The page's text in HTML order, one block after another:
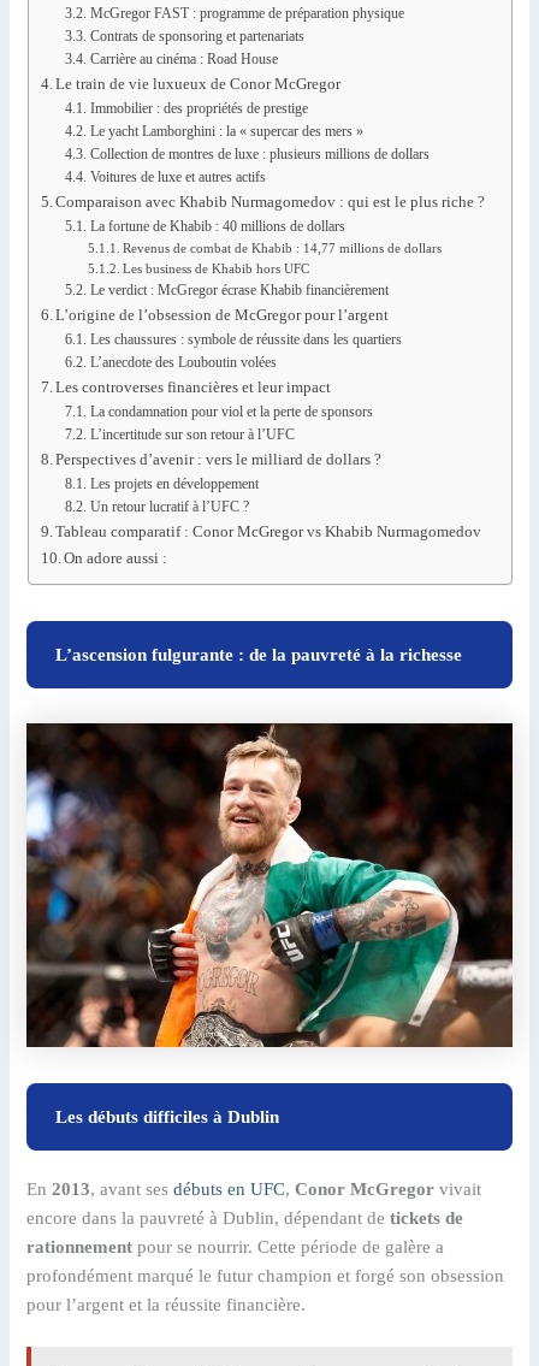
McGregor FAST : programme de préparation physique
Contrats de sponsoring et partenariats
Carrière au cinéma : Road House
Le train de vie luxueux de Conor McGregor
Immobilier : des propriétés de prestige
Le yacht Lamborghini : la « supercar des mers »
Collection de montres de luxe : plusieurs millions de dollars
Voitures de luxe et autres actifs
Comparaison avec Khabib Nurmagomedov : qui est le plus riche ?
La fortune de Khabib : 40 millions de dollars
Revenus de combat de Khabib : 14,77 millions de dollars
Les business de Khabib hors UFC
Le verdict : McGregor écrase Khabib financièrement
L’origine de l’obsession de McGregor pour l’argent
Les chaussures : symbole de réussite dans les quartiers
L’anecdote des Louboutin volées
Les controverses financières et leur impact
La condamnation pour viol et la perte de sponsors
L’incertitude sur son retour à l’UFC
Perspectives d’avenir : vers le milliard de dollars ?
Les projets en développement
Un retour lucratif à l’UFC ?
Tableau comparatif : Conor McGregor vs Khabib Nurmagomedov
On adore aussi :
L’ascension fulgurante : de la pauvreté à la richesse
Les débuts difficiles à Dublin
En2013, avant ses débuts en UFC,Conor McGregor vivait
encore dans la pauvreté à Dublin, dépendant detickets de
rationnement pour se nourrir. Cette période de galère a
profondément marqué le futur champion et forgé son obsession
pour l’argent et la réussite financière.